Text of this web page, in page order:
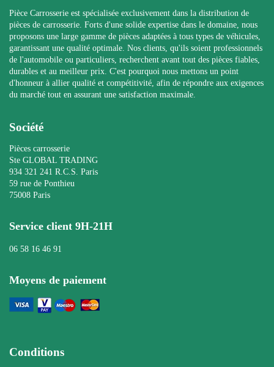
Pièce Carrosserie est spécialisée exclusivement dans la distribution de
pièces de carrosserie. Forts d'une solide expertise dans le domaine, nous
proposons une large gamme de pièces adaptées à tous types de véhicules,
garantissant une qualité optimale. Nos clients, qu'ils soient professionnels
de l'automobile ou particuliers, recherchent avant tout des pièces fiables,
durables et au meilleur prix. C'est pourquoi nous mettons un point
d'honneur à allier qualité et compétitivité, afin de répondre aux exigences
du marché tout en assurant une satisfaction maximale.
Société
Pièces carrosserie
Ste GLOBAL TRADING
934 321 241 R.C.S. Paris
59 rue de Ponthieu
75008 Paris
Service client 9H-21H
06 58 16 46 91
Moyens de paiement
Conditions